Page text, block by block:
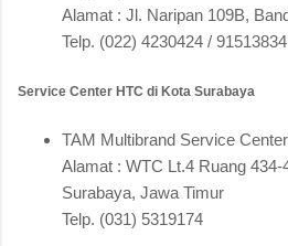
Alamat : Jl. Naripan 109B,
Telp. (022) 4230424 / 91513834
Service Center HTC di Kota Surabaya
TAM Multibrand Service
Alamat : WTC Lt.4 Ruang 434-
Surabaya, Jawa Timur
Telp. (031) 5319174